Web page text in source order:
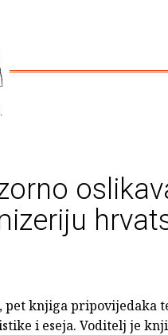
pet knjiga pripovijedaka
i eseja. Voditelj je